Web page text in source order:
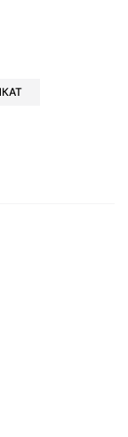
Whatsapp
в Messenger
в LinkedIn
news
Viber
в LinkedIn